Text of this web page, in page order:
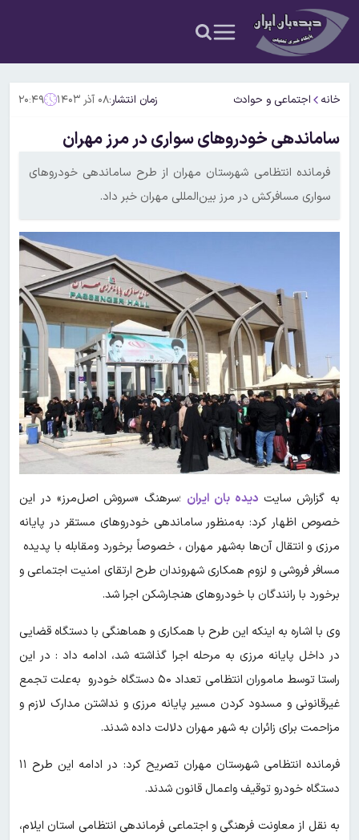
خانه اجتماعی و حوادث زمان انتشار:۰۸ آذر ۱۴۰۳ ۲۰:۴۹
ساماندهی خودروهای سواری در مرز مهران
فرمانده انتظامی شهرستان مهران از طرح ساماندهی خودروهای
سواری مسافرکش در مرز بین‌المللی مهران خبر داد.
به گزارش سایت دیده بان ایران ؛سرهنگ «سروش اصل‌مرز» در این
خصوص اظهار کرد: به‌منظور ساماندهی خودروهای مستقر در پایانه
مرزی و انتقال آن‌ها به‌شهر مهران ، خصوصاً برخورد ومقابله با پدیده
مسافر فروشی و لزوم همکاری شهروندان طرح ارتقای امنیت اجتماعی و
برخورد با رانندگان با خودروهای هنجارشکن اجرا شد.
وی با اشاره به اینکه این طرح با همکاری و هماهنگی با دستگاه قضایی
در داخل پایانه مرزی به مرحله اجرا گذاشته شد، ادامه‌ داد : در این
راستا توسط ماموران انتظامی تعداد ۵۰ دستگاه خودرو به‌علت تجمع
غیرقانونی و مسدود کردن مسیر پایانه مرزی و نداشتن مدارک لازم‌ و
مزاحمت برای زائران به شهر مهران دلالت داده شدند.
فرمانده انتظامی شهرستان مهران تصریح کرد: در ادامه این طرح ۱۱
دستگاه خودرو توقیف واعمال قانون شدند.
به نقل از معاونت فرهنگی و اجتماعی فرماندهی انتظامی استان ایلام،